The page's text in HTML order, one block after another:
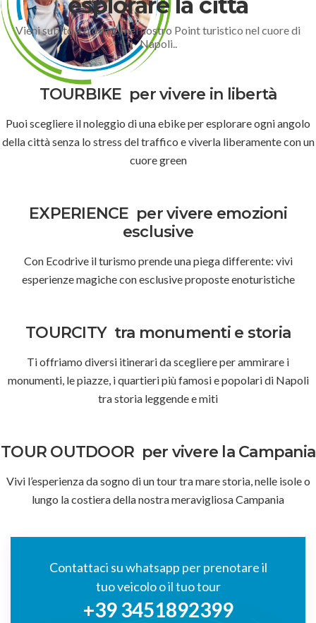
Vieni subito a trovarci nel nostro Point turistico nel cuore di
Napoli..
TOURBIKE per vivere in libertà
Puoi scegliere il noleggio di una ebike per esplorare ogni angolo
della città senza lo stress del traffico e viverla liberamente con un
cuore green
EXPERIENCE per vivere emozioni
esclusive
Con Ecodrive il turismo prende una piega differente: vivi
esperienze magiche con esclusive proposte enoturistiche
TOURCITY tra monumenti e storia
Ti offriamo diversi itinerari da scegliere per ammirare i
monumenti, le piazze, i quartieri più famosi e popolari di Napoli
tra storia leggende e miti
TOUR OUTDOOR per vivere la Campania
Vivi l’esperienza da sogno di un tour tra mare storia, nelle isole o
lungo la costiera della nostra meravigliosa Campania
Contattaci su whatsapp per prenotare il
tuo veicolo o il tuo tour
+39 3451892399